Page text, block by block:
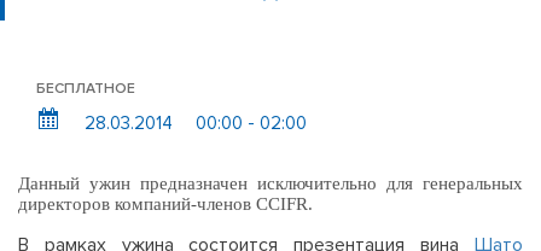
БЕСПЛАТНОЕ
28.03.2014 00:00 - 02:00
Данный ужин предназначен исключительно для генеральных
директоров компаний-членов CCIFR.
В рамках ужина состоится презентация вина Шато